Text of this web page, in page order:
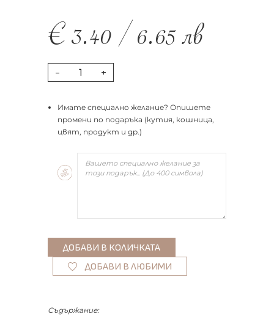
€3.40/6.65лв
- +
Имате специално желание? Опишете
промени по подаръка (кутия, кошница,
цвят, продукт и др.)
ДОБАВИ В ЛЮБИМИ
Съдържание: